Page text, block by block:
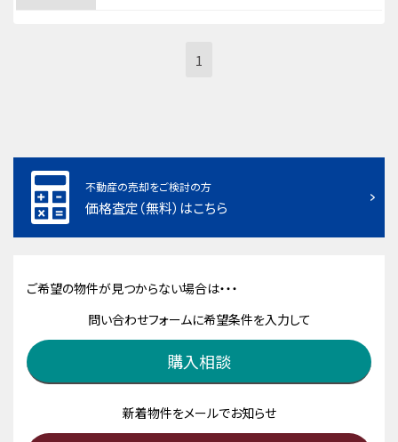
1
不動産の売却をご検討の方
価格査定（無料）はこちら
ご希望の物件が見つからない場合は・・・
問い合わせフォームに希望条件を入力して
購入相談
新着物件をメールでお知らせ